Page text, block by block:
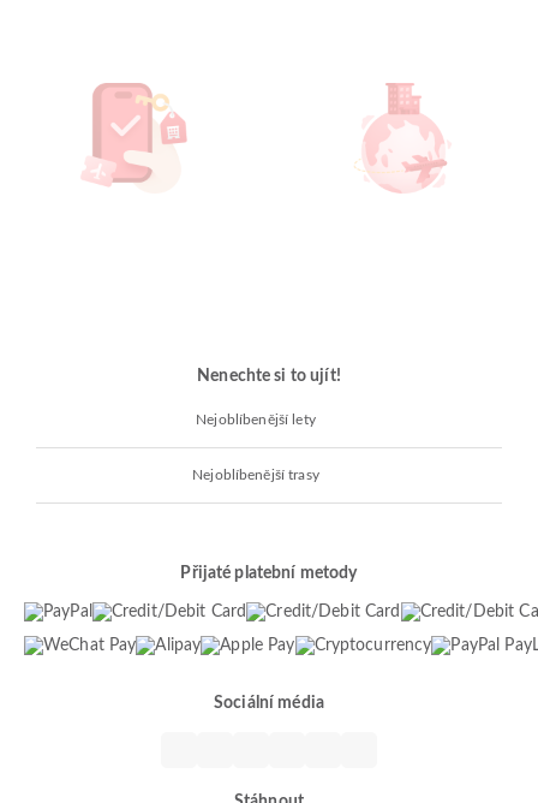
Nenechte si to ujít!
Nejoblíbenější lety
Nejoblíbenější trasy
Přijaté platební metody
Sociální média